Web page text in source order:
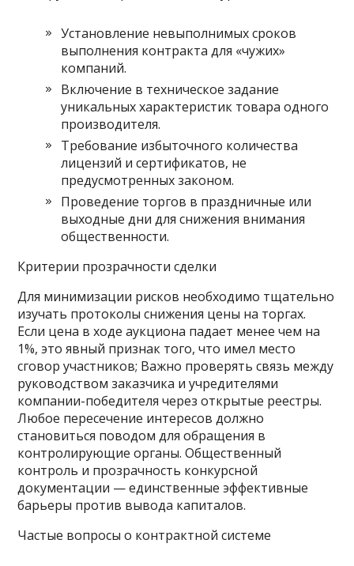
Установление невыполнимых сроков
выполнения контракта для «чужих»
компаний.
Включение в техническое задание
уникальных характеристик товара одного
производителя.
Требование избыточного количества
лицензий и сертификатов, не
предусмотренных законом.
Проведение торгов в праздничные или
выходные дни для снижения внимания
общественности.
Критерии прозрачности сделки
Для минимизации рисков необходимо тщательно
изучать протоколы снижения цены на торгах.
Если цена в ходе аукциона падает менее чем на
1%, это явный признак того, что имел место
сговор участников; Важно проверять связь между
руководством заказчика и учредителями
компании-победителя через открытые реестры.
Любое пересечение интересов должно
становиться поводом для обращения в
контролирующие органы. Общественный
контроль и прозрачность конкурсной
документации — единственные эффективные
барьеры против вывода капиталов.
Частые вопросы о контрактной системе